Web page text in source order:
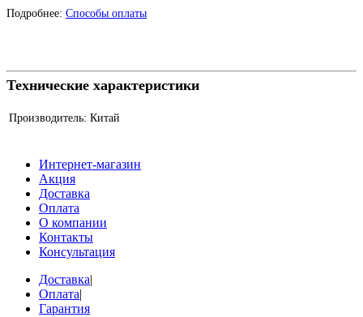
Подробнее: Способы оплаты
Технические характеристики
Производитель: Китай
Интернет-магазин
Акция
Доставка
Оплата
О компании
Контакты
Консультация
Доставка|
Оплата|
Гарантия